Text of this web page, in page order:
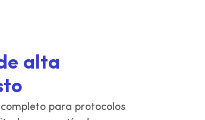
alta
para protocolos